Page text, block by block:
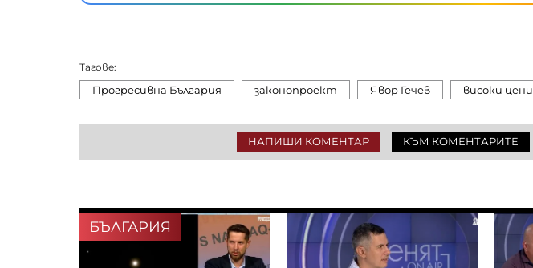
Тагове:
Прогресивна България законопроект Явор Гечев високи цени
НАПИШИ КОМЕНТАР КЪМ КОМЕНТАРИТЕ
БЪЛГАРИЯ